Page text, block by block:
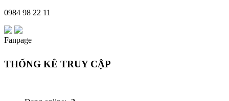
0984 98 22 11
Fanpage
THỐNG KÊ TRUY CẬP